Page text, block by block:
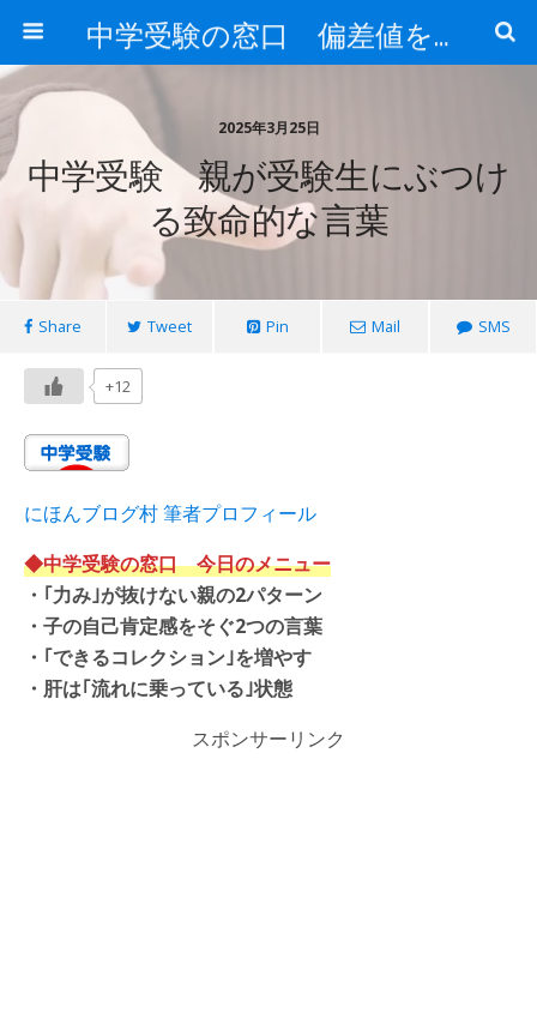
中学受験の窓口 偏差値を上げる勉強法
2025年3月25日
中学受験 親が受験生にぶつけ
る致命的な言葉
Share Tweet Pin Mail SMS
+12
にほんブログ村 筆者プロフィール
◆中学受験の窓口 今日のメニュー
・ ｢力み｣が抜けない親の2パターン
・ 子の自己肯定感をそぐ2つの言葉
・ ｢できるコレクション｣を増やす
・肝は｢流れに乗っている｣状態
スポンサーリンク